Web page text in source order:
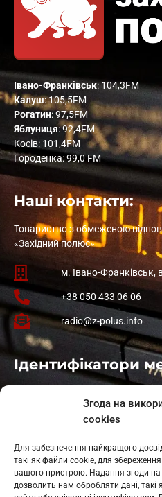
Згода на
cookies
Для забезпечення найкращого
такі як файли cookie, для
вашого пристрою. Надання згоди на
дозволить нам обробляти дані, такі
Івано-Франківськ: 104,3FM
Калуш: 105,5FM
Рогатин: 97,5FM
Яблуниця: 92,4FM
Косів: 101,4FM
Городенка: 99,0 FM
Наші контакти:
Товариство з обмеженою
«Західний полюс»
м. Івано-Франківськ,
+38 050 433 06 06
radio@z-polus.info
Ідентифікатори
: L11-01410
: L11-01801
Косів: L11-01805
Гарасимів: L11-02274